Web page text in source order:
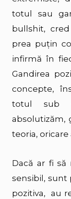
totul sau
bullshit,
prea puțin
infirmă în
Gandirea
concepte,
totul sub
absolutizăm,
teoria, oricare
Dacă ar fi
sensibil, sunt
pozitiva, au